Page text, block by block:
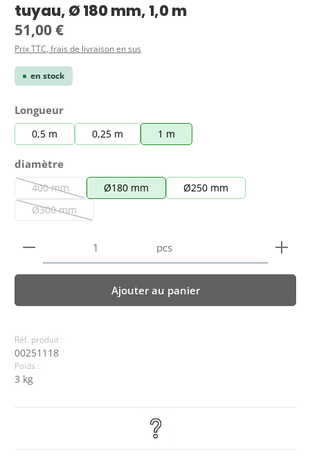
tuyau, Ø 180 mm, 1,0 m
Prix régulier :
51,00 €
Prix TTC, frais de livraison en sus
en stock
Sélectionnez
Longueur
0,5 m 0,25 m 1 m
Sélectionnez
diamètre
400 mm
(Cette option n'est pas disponible pour le moment.)
Ø180 mm
Ø250 mm
Ø300 mm
(Cette option n'est pas disponible pour le moment.)
Quantité de produit : Entrez la quantité
pcs
Ajouter au panier
Réf. produit :
00251118
Poids :
3 kg